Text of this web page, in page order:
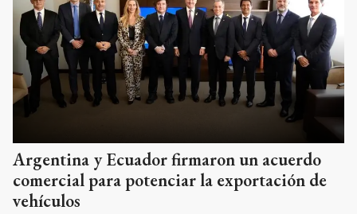
Argentina y Ecuador firmaron un acuerdo
comercial para potenciar la exportación de
vehículos